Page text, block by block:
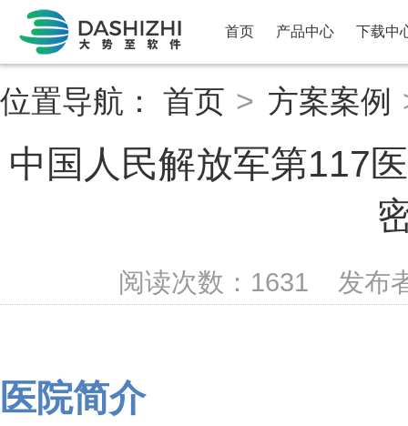
首页 产品中心 下载中
位置导航： 首页 > 方案案例
中国人民解放军第117
阅读次数： 1631 发布
医院简介